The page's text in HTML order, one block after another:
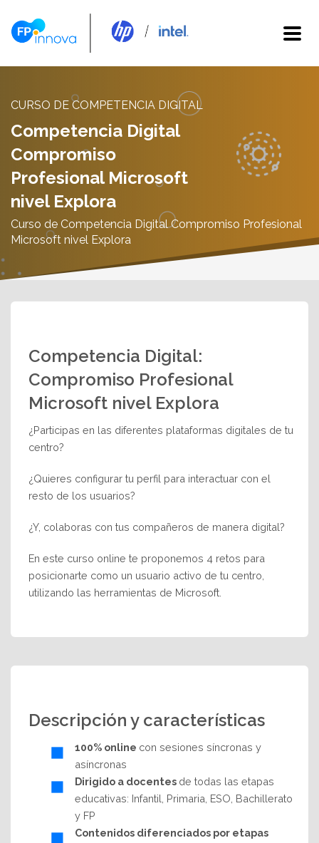
CURSO DE COMPETENCIA DIGITAL
Competencia Digital
Compromiso
Profesional Microsoft
nivel Explora
Curso de Competencia Digital Compromiso Profesional
Microsoft nivel Explora
Competencia Digital:
Compromiso Profesional
Microsoft nivel Explora
¿Participas en las diferentes plataformas digitales de tu
centro?
¿Quieres configurar tu perfil para interactuar con el
resto de los usuarios?
¿Y, colaboras con tus compañeros de manera digital?
En este curso online te proponemos 4 retos para
posicionarte como un usuario activo de tu centro,
utilizando las herramientas de Microsoft.
Descripción y características
100% online con sesiones síncronas y
asíncronas
Dirigido a docentes de todas las etapas
educativas: Infantil, Primaria, ESO, Bachillerato
y FP
Contenidos diferenciados por etapas